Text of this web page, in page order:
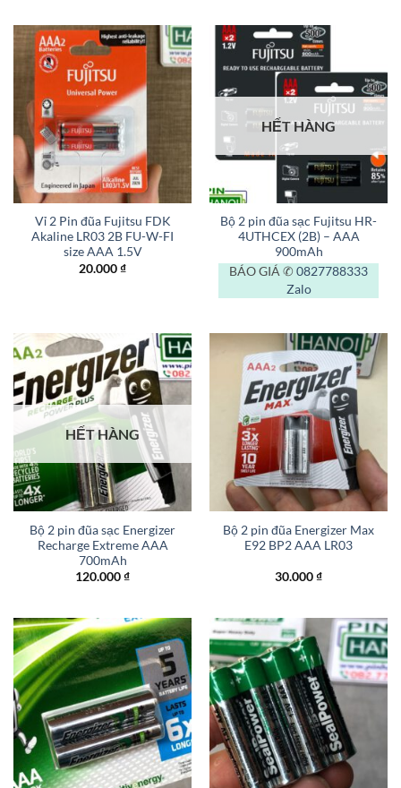
Vỉ 2 Pin đũa Fujitsu FDK
Akaline LR03 2B FU-W-FI
size AAA 1.5V
20.000₫
HẾT HÀNG
Bộ 2 pin đũa sạc Fujitsu HR-
4UTHCEX (2B) – AAA
900mAh
BÁO GIÁ ✆ 0827788333
Zalo
HẾT HÀNG
Bộ 2 pin đũa sạc Energizer
Recharge Extreme AAA
700mAh
120.000₫
Bộ 2 pin đũa Energizer Max
E92 BP2 AAA LR03
30.000₫